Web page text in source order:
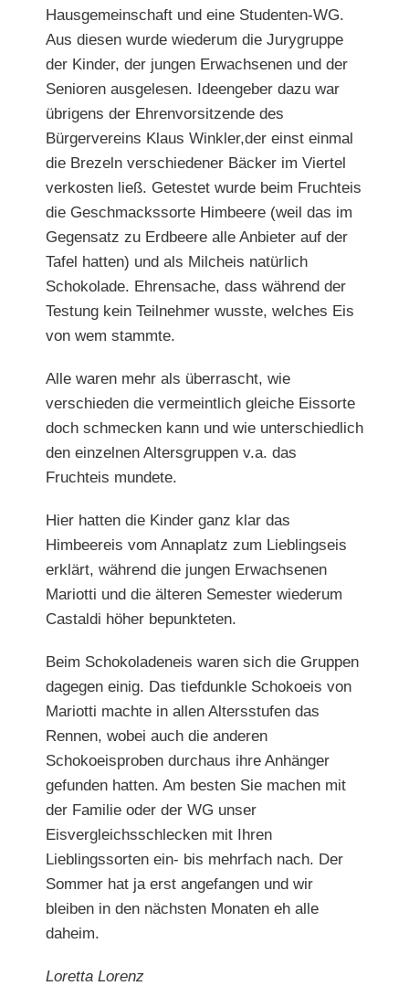
Hausgemeinschaft und eine Studenten-WG.
Aus diesen wurde wiederum die Jurygruppe
der Kinder, der jungen Erwachsenen und der
Senioren ausgelesen. Ideengeber dazu war
übrigens der Ehrenvorsitzende des
Bürgervereins Klaus Winkler,der einst einmal
die Brezeln verschiedener Bäcker im Viertel
verkosten ließ. Getestet wurde beim Fruchteis
die Geschmackssorte Himbeere (weil das im
Gegensatz zu Erdbeere alle Anbieter auf der
Tafel hatten) und als Milcheis natürlich
Schokolade. Ehrensache, dass während der
Testung kein Teilnehmer wusste, welches Eis
von wem stammte.
Alle waren mehr als überrascht, wie
verschieden die vermeintlich gleiche Eissorte
doch schmecken kann und wie unterschiedlich
den einzelnen Altersgruppen v.a. das
Fruchteis mundete.
Hier hatten die Kinder ganz klar das
Himbeereis vom Annaplatz zum Lieblingseis
erklärt, während die jungen Erwachsenen
Mariotti und die älteren Semester wiederum
Castaldi höher bepunkteten.
Beim Schokoladeneis waren sich die Gruppen
dagegen einig. Das tiefdunkle Schokoeis von
Mariotti machte in allen Altersstufen das
Rennen, wobei auch die anderen
Schokoeisproben durchaus ihre Anhänger
gefunden hatten. Am besten Sie machen mit
der Familie oder der WG unser
Eisvergleichsschlecken mit Ihren
Lieblingssorten ein- bis mehrfach nach. Der
Sommer hat ja erst angefangen und wir
bleiben in den nächsten Monaten eh alle
daheim.
Loretta Lorenz